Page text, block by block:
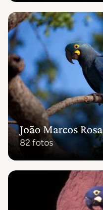
João Marcos Rosa
82 fotos